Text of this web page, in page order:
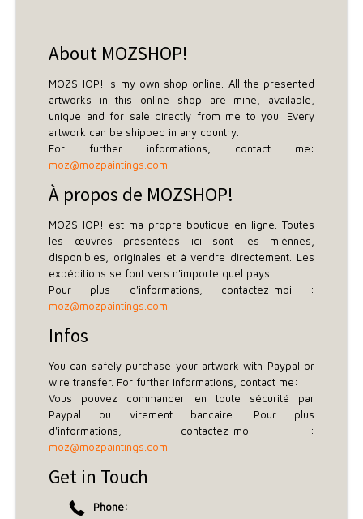
About MOZSHOP!
MOZSHOP! is my own shop online. All the presented
artworks in this online shop are mine, available,
unique and for sale directly from me to you. Every
artwork can be shipped in any country.
For further informations, contact me:
moz@mozpaintings.com
À propos de MOZSHOP!
MOZSHOP! est ma propre boutique en ligne. Toutes
les œuvres présentées ici sont les miènnes,
disponibles, originales et à vendre directement. Les
expéditions se font vers n'importe quel pays.
Pour plus d'informations, contactez-moi :
moz@mozpaintings.com
Infos
You can safely purchase your artwork with Paypal or
wire transfer. For further informations, contact me:
Vous pouvez commander en toute sécurité par
Paypal ou virement bancaire. Pour plus
d'informations, contactez-moi :
moz@mozpaintings.com
Get in Touch
Phone: